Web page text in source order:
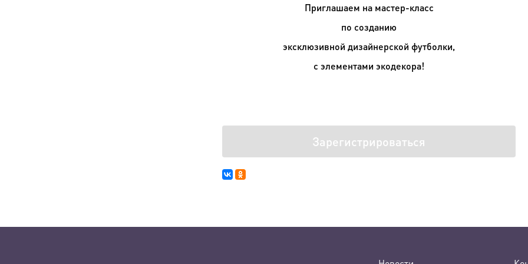
Приглашаем на мастер-класс
по созданию
эксклюзивной дизайнерской футболки,
с элементами экодекора!
Зарегистрироваться